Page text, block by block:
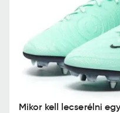
Mikor kell lecserélni